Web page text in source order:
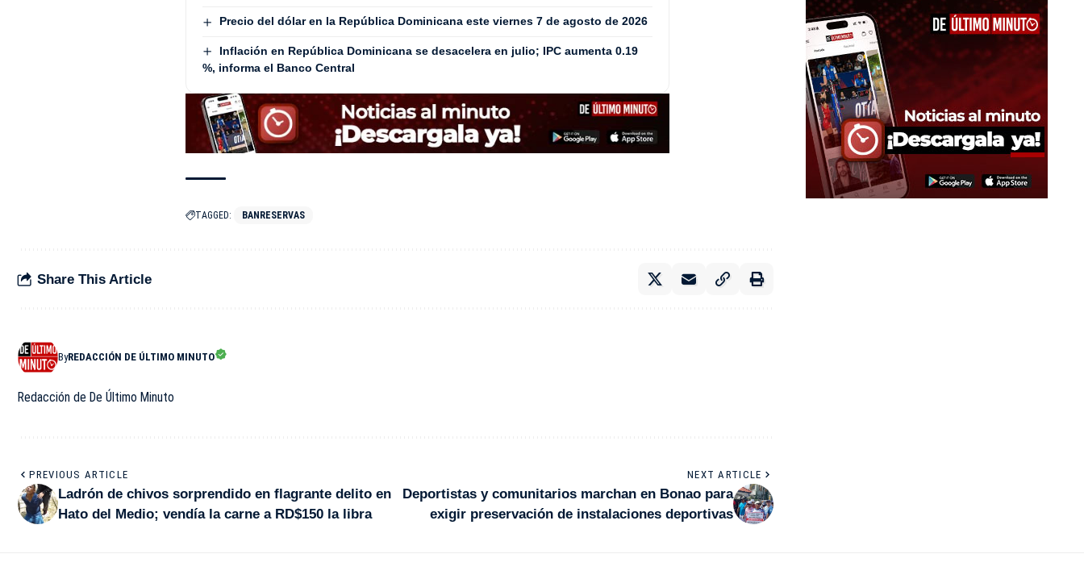
Precio del dólar en la República Dominicana este viernes 7 de agosto de 2026
Inflación en República Dominicana se desacelera en julio; IPC aumenta 0.19
%, informa el Banco Central
TAGGED: BANRESERVAS
Share This Article
ByREDACCIÓN DE ÚLTIMO MINUTO
Redacción de De Último Minuto
PREVIOUS ARTICLE
Ladrón de chivos sorprendido en flagrante delito en
Hato del Medio; vendía la carne a RD$150 la libra
NEXT ARTICLE
Deportistas y comunitarios marchan en Bonao para
exigir preservación de instalaciones deportivas